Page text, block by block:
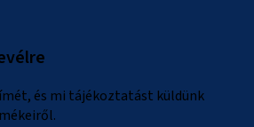
és mi tájékoztatást küldünk